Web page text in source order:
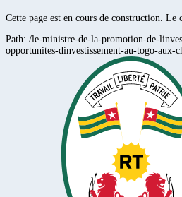
Cette page est en cours de construction. Le
Path: /le-ministre-de-la-promotion-de-
opportunites-dinvestissement-au-togo-aux-